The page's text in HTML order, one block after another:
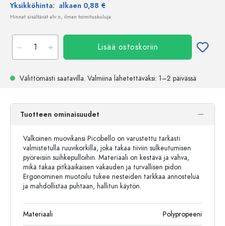
Yksikköhinta: alkaen 0,88 €
Hinnat sisältävät alv:n, ilman toimituskuluja
Lisää ostoskoriin
Välittömästi saatavilla. Valmiina lähetettäväksi: 1–2 päivässä
Tuotteen ominaisuudet
Valkoinen muovikansi Picobello on varustettu tarkasti
valmistetulla ruuvikorkilla, joka takaa tiiviin sulkeutumisen
pyöreisiin suihkepulloihin. Materiaali on kestävä ja vahva,
mikä takaa pitkäaikaisen vakauden ja turvallisen pidon.
Ergonominen muotoilu tukee nesteiden tarkkaa annostelua
ja mahdollistaa puhtaan, hallitun käytön.
Materiaali Polypropeeni